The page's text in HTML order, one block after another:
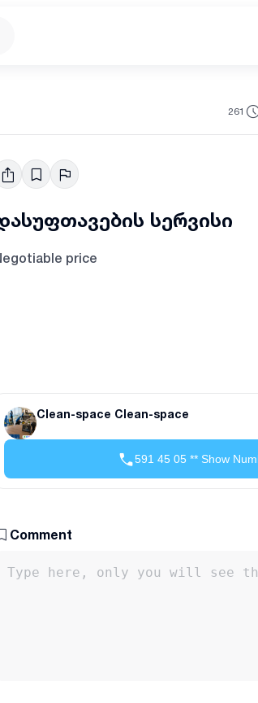
261
სერვისი
price
Clean-space Clean-space
591 45 05 ** Show
Comment